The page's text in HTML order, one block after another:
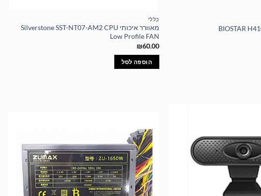
כללי
מאוורר איכותי Silverstone SST-NT07-AM2 CPU
Low Profile FAN
₪60.00
הוספה לסל